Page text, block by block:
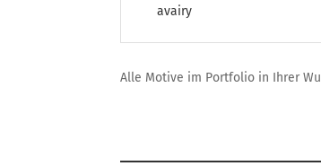
avairy
Alle Motive im Portfolio in Ihrer